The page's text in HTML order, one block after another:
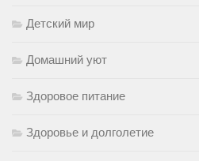
Детский мир
Домашний уют
Здоровое питание
Здоровье и долголетие